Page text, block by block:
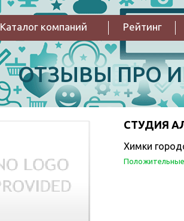
Каталог компаний Рейтинг
ОТЗЫВЫ ПРО
СТУДИЯ
Химки
Положительные